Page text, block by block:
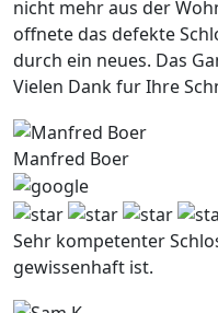
nicht mehr aus der
offnete das defekte
durch ein neues. Das
Vielen Dank fur Ihre
Manfred Boer
Sehr kompetenter
gewissenhaft ist.